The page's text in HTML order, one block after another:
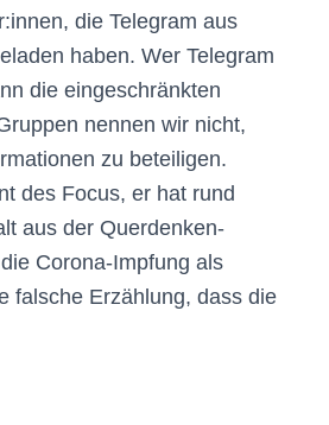
die Telegram aus
haben. Wer Telegram
die eingeschränkten
nennen wir nicht,
zu beteiligen.
des Focus, er hat rund
aus der Querdenken-
Corona-Impfung als
falsche Erzählung, dass die